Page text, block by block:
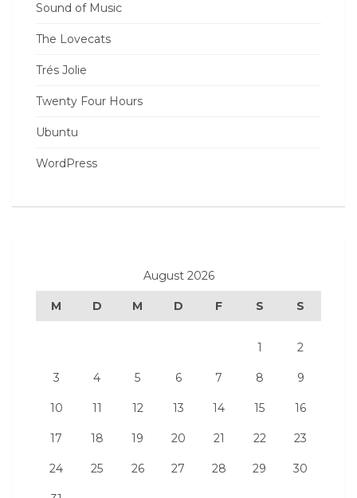
Sound of Music
The Lovecats
Trés Jolie
Twenty Four Hours
Ubuntu
WordPress
August 2026
M D M D F S S
1 2
3 4 5 6 7 8 9
10 11 12 13 14 15 16
17 18 19 20 21 22 23
24 25 26 27 28 29 30